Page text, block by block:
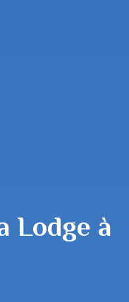
Lodge à